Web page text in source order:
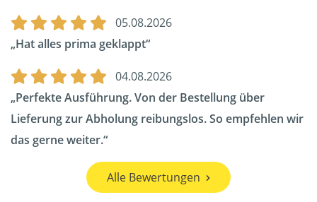
05.08.2026
Hat alles prima geklappt
04.08.2026
Perfekte Ausführung. Von der Bestellung über
Lieferung zur Abholung reibungslos. So empfehlen wir
das gerne weiter.
Alle Bewertungen